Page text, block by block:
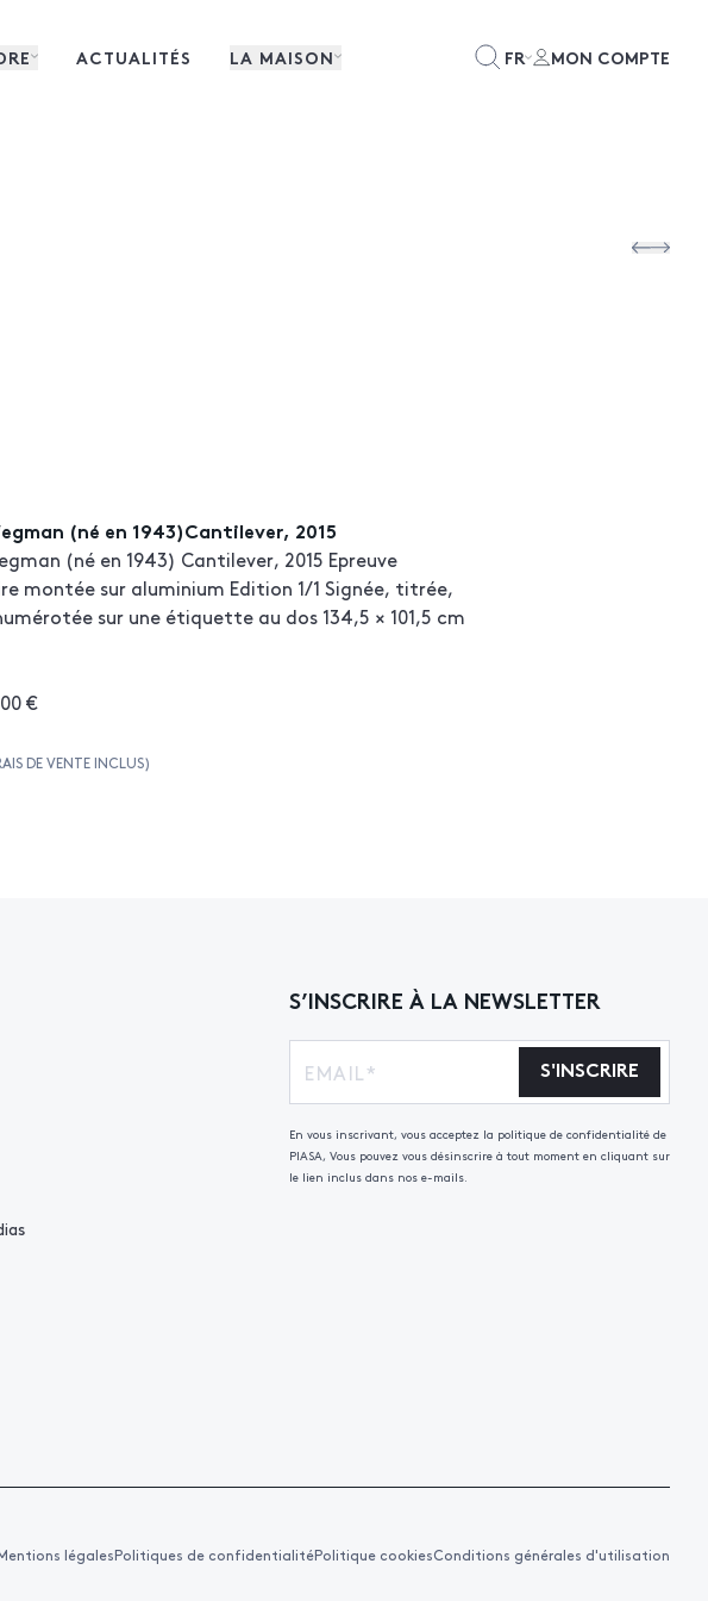
ACTUALITÉS LA MAISON FR MON COMPTE
(né en 1943)Cantilever, 2015
(né en 1943) Cantilever, 2015 Epreuve
montée sur aluminium Edition 1/1 Signée, titrée,
sur une étiquette au dos 134,5 × 101,5 cm
€
DE VENTE INCLUS)
S’INSCRIRE À LA NEWSLETTER
S'INSCRIRE
En vous inscrivant, vous acceptez la politique de confidentialité de
PIASA, Vous pouvez vous désinscrire à tout moment en cliquant sur
le lien inclus dans nos e-mails.
légalesPolitiques de confidentialitéPolitique cookiesConditions générales d'utilisation